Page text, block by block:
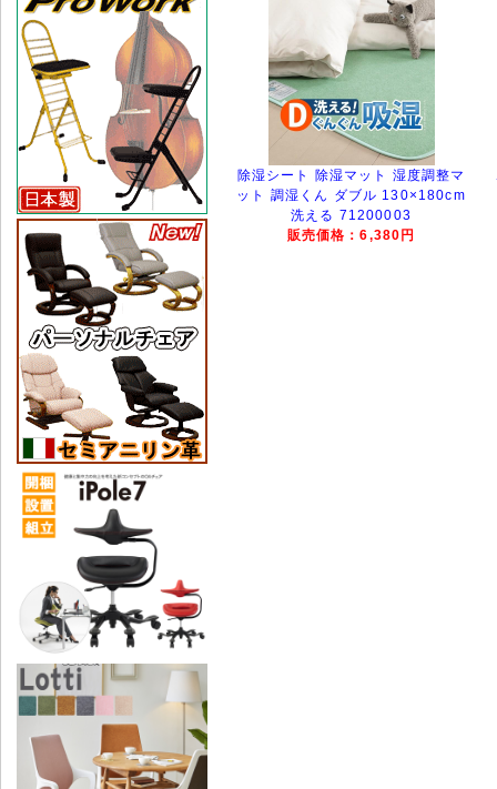
除湿シート 除湿マット 湿度調整マ
ット 調湿くん ダブル 130×180cm
洗える 71200003
販売価格：6,380円